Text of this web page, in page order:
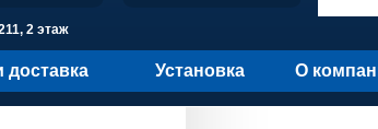
2 этаж
доставка Установка О